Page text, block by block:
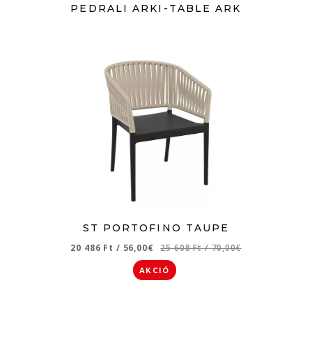
PEDRALI ARKI-TABLE ARK
ST PORTOFINO TAUPE
20 486 Ft / 56,00€ 25 608 Ft/ 70,00€
AKCIÓ